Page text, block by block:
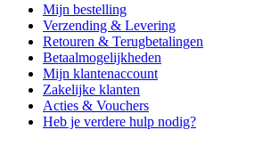
Mijn bestelling
Verzending & Levering
Retouren & Terugbetalingen
Betaalmogelijkheden
Mijn klantenaccount
Zakelijke klanten
Acties & Vouchers
Heb je verdere hulp nodig?